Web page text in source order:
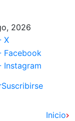
2026
Suscribirse
Inicio